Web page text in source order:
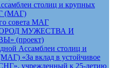
столиц и крупных
(МАГ)
совета МАГ
МУЖЕСТВА И
(проект)
Ассамблеи столиц и
«За вклад в устойчивое
учрежденный к 25-летию